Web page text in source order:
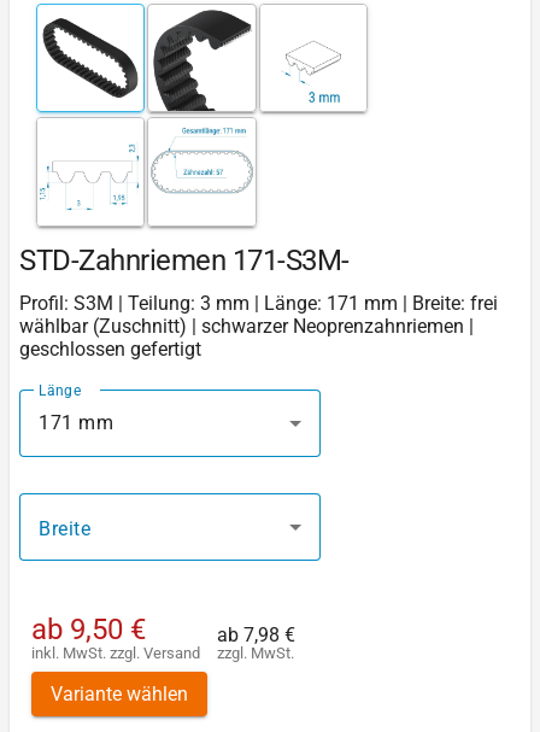
STD-Zahnriemen 171-S3M-
Profil: S3M | Teilung: 3 mm | Länge: 171 mm | Breite: frei
wählbar (Zuschnitt) | schwarzer Neoprenzahnriemen |
geschlossen gefertigt
Länge
171 mm
Breite
ab 9,50 €
inkl. MwSt. zzgl. Versand
ab 7,98 €
zzgl. MwSt.
Variante wählen